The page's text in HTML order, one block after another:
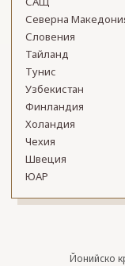
Северна
Словения
Тайланд
Тунис
Узбекистан
Финландия
Холандия
Чехия
Швеция
ЮАР
Йонийско